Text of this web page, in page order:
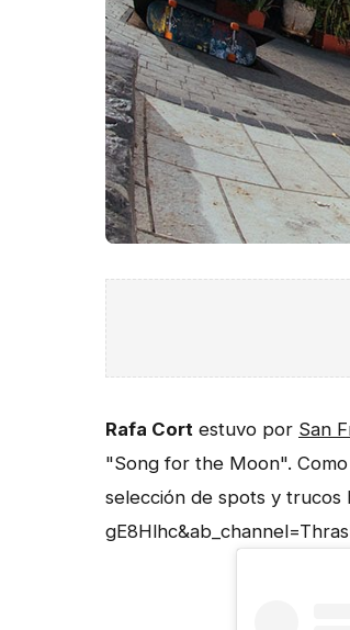
Rafa Cort estuvo por San
"Song for the Moon".
selección de spots y